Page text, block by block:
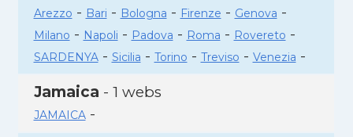
Arezzo - Bari - Bologna - Firenze - Genova -
Milano - Napoli - Padova - Roma - Rovereto -
SARDENYA- Sicilia - Torino - Treviso - Venezia -
Jamaica - 1 webs
JAMAICA-